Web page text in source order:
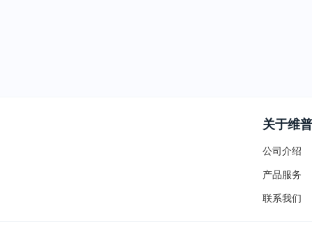
关于维普
公司介绍
产品服务
联系我们